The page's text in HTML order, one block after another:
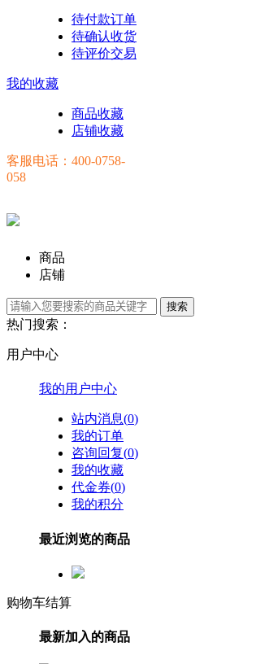
待付款订单
待确认收货
待评价交易
我的收藏
商品收藏
店铺收藏
客服电话：400-0758-
058
商品
店铺
热门搜索：
用户中心
我的用户中心
站内消息(0)
我的订单
咨询回复(0)
我的收藏
代金券(0)
我的积分
最近浏览的商品
购物车结算
最新加入的商品